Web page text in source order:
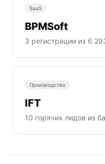
SaaS
BPMSoft
3 регистрации из 6
Производство
IFT
10 горячих лидов из